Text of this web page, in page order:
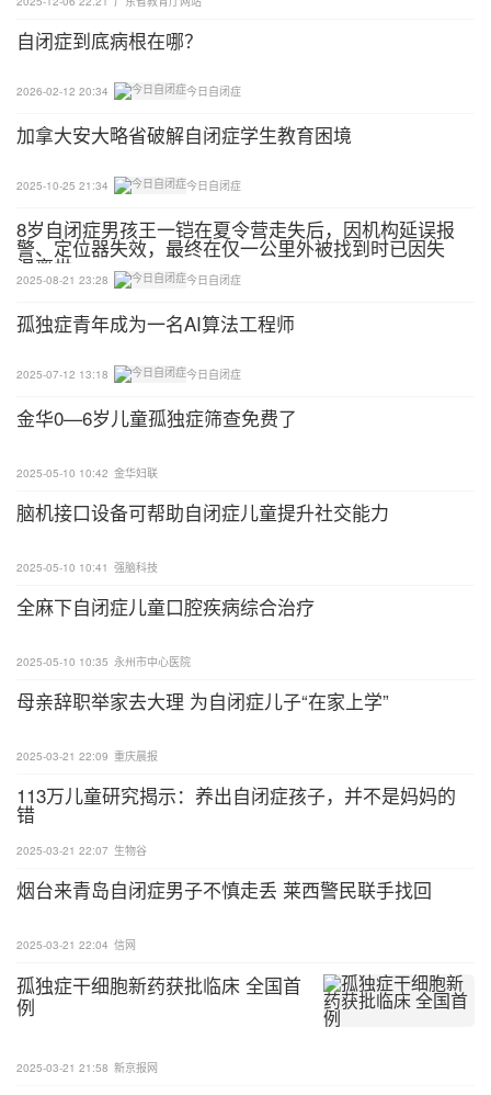
自闭症到底病根在哪？
2026-02-12 20:34 今日自闭症
加拿大安大略省破解自闭症学生教育困境
2025-10-25 21:34 今日自闭症
8岁自闭症男孩王一铠在夏令营走失后，因机构延误报
警、定位器失效，最终在仅一公里外被找到时已因失
温离世
2025-08-21 23:28 今日自闭症
孤独症青年成为一名AI算法工程师
2025-07-12 13:18 今日自闭症
金华0—6岁儿童孤独症筛查免费了
2025-05-10 10:42 金华妇联
脑机接口设备可帮助自闭症儿童提升社交能力
2025-05-10 10:41 强脑科技
全麻下自闭症儿童口腔疾病综合治疗
2025-05-10 10:35 永州市中心医院
母亲辞职举家去大理 为自闭症儿子“在家上学”
2025-03-21 22:09 重庆晨报
113万儿童研究揭示：养出自闭症孩子，并不是妈妈的
错
2025-03-21 22:07 生物谷
烟台来青岛自闭症男子不慎走丢 莱西警民联手找回
2025-03-21 22:04 信网
孤独症干细胞新药获批临床 全国首
例
2025-03-21 21:58 新京报网